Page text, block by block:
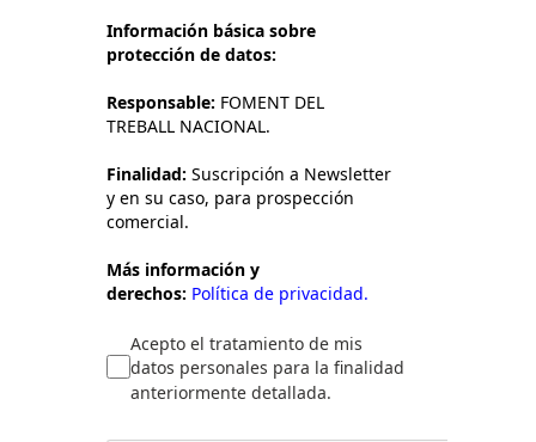
Información básica sobre
protección de datos:
Responsable: FOMENT DEL
TREBALL NACIONAL.
Finalidad: Suscripción a Newsletter
y en su caso, para prospección
comercial.
Más información y
derechos: Política de privacidad.
Acepto el tratamiento de mis
datos personales para la finalidad
anteriormente detallada.